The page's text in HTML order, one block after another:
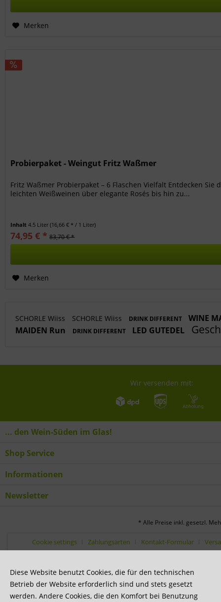
Merken
Probierpaket - Weingut Fritz Waßmer
Fritz Waßmer Probierpaket – 6 Flaschen Vielfalt Entdecken
leichten Weißweinen über elegante Rosés bis hin zu...
Inhalt4.5 Liter(16,66 € * / 1 Liter)
74,95 € * 83,70 € *
Merken
SCHORLE Wiiss SCHORLE Wiiss DRINK DIFFERENT
WINE
MAIDEN Run
DRINK DIFFERENT LED GUTEDEL
Wir versenden mit:
... den Wein-Süden im Glas!
Shop Service
Informationen
Newsletter
* Alle Preise inkl. gesetzl.
Cookie settings Zahlungsarten Kontakt-Formular
Diese Website benutzt Cookies, die für den technischen
Betrieb der Website erforderlich sind und stets gesetzt
werden. Andere Cookies, die den Komfort bei Benutzung